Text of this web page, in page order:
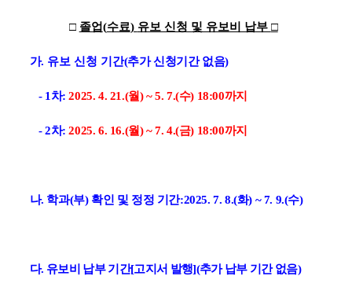
□ 졸업(수료) 유보 신청 및 유보비 납부 □
가. 유보 신청 기간(추가 신청기간 없음)
- 1 차:2025. 4. 21.(월) ~ 5. 7.(수) 18:00까지
- 2차:2025. 6. 16.(월) ~ 7. 4.(금) 18:00까지
나. 학과(부) 확인 및 정정 기간:2025. 7. 8.(화) ~ 7. 9.(수)
다. 유보비 납부 기간[고지서 발행](추가 납부 기간 없음)